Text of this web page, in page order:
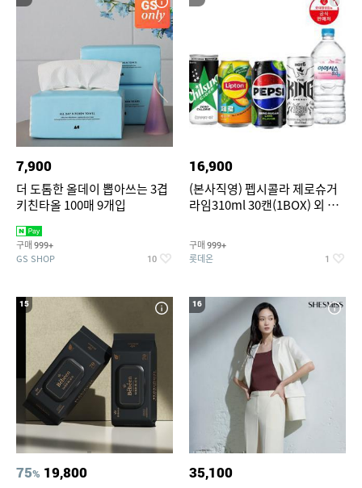
7,900
더 도톰한 올데이 뽑아쓰는 3겹
키친타올 100매 9개입
구매 999+
GS SHOP 10
16,900
(본사직영) 펩시콜라 제로슈거
라임310ml 30캔(1BOX) 외 롯
구매 999+
롯데온 1
15
75% 19,800
16
35,100